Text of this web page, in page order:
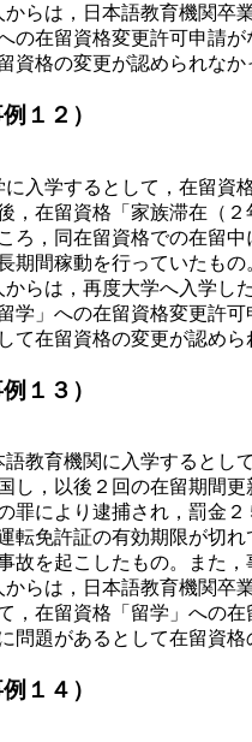
からは，日本語教育機関卒
の在留資格変更許可申請
資格の変更が認められなか
例１２）
に入学するとして，在留資
，在留資格「家族滞在（
ろ，同在留資格での在留
期間稼動を行っていたもの
からは，再度大学へ入学し
学」への在留資格変更許
て在留資格の変更が認め
例１３）
語教育機関に入学するとし
し，以後２回の在留期間
罪により逮捕され，罰金
転免許証の有効期限が切
故を起こしたもの。また
からは，日本語教育機関卒
，在留資格「留学」への
問題があるとして在留資
例１４）